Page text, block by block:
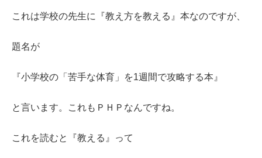
これは学校の先生に『教え方を教える』本なのですが、
題名が
『小学校の「苦手な体育」を1週間で攻略する本』
と言います。これもＰＨＰなんですね。
これを読むと『教える』って